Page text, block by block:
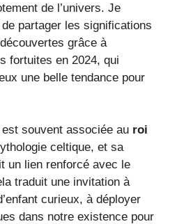
de l’univers. Je
partager les significations
grâce à
fortuites en 2024, qui
une belle tendance pour
souvent associée au roi
celtique, et sa
un lien renforcé avec le
traduit une invitation à
curieux, à déployer
dans notre existence pour